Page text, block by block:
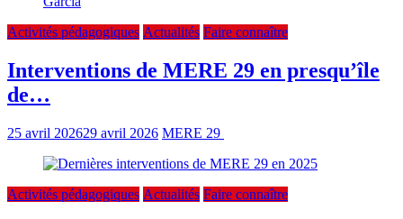
Activités pédagogiques Actualités Faire connaître
Interventions de MERE 29 en presqu’île
de…
25 avril 202629 avril 2026 MERE 29
Activités pédagogiques Actualités Faire connaître